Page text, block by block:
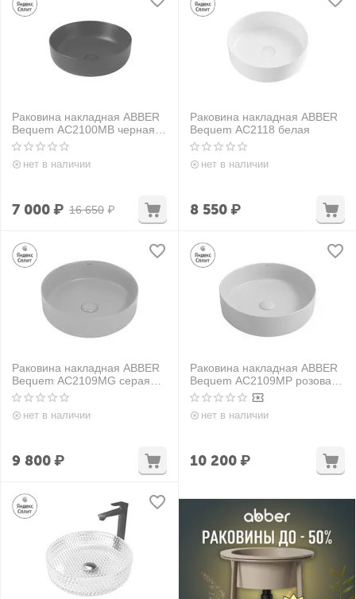
Раковина накладная ABBER
Bequem AC2100MB черная
матовая
нет в наличии
16 650 ₽
7 000₽
Раковина накладная ABBER
Bequem AC2118 белая
нет в наличии
8 550₽
Раковина накладная ABBER
Bequem AC2109MG серая
матовая
нет в наличии
9 800₽
Раковина накладная ABBER
Bequem AC2109MP розовая
матовая
нет в наличии
10 200₽